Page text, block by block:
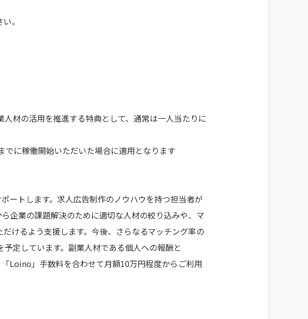
。
材の活用を推進する特典として、通常は一人当たりに
に稼働開始いただいた場合に適用となります
ートします。求人広告制作のノウハウを持つ担当者が
企業の課題解決のために適切な人材の絞り込みや、マ
けるよう支援します。今後、さらなるマッチング率の
定しています。副業人材である個人への報酬と
Loino」手数料を合わせて月額10万円程度からご利用